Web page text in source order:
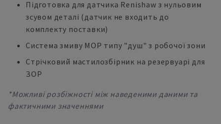
Підготовка для датчика Renishaw з нульовим
зсувом деталі (датчик не входить до
комплекту поставки)
Система змиву МОР типу "душ" з робочої зони
Стрічковий мастилозбірник на резервуарі для
ЗОР
*Можливі розбіжності між наведеними даними та
фактичними значеннями